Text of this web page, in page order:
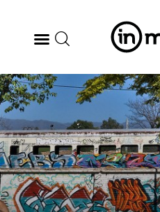
BODEGAS
GASTRONOMÍA
ARTE & CULTURA
MÚSICA